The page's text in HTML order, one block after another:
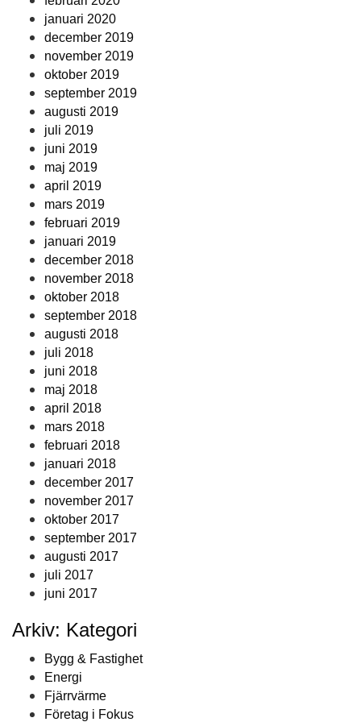
januari 2020
december 2019
november 2019
oktober 2019
september 2019
augusti 2019
juli 2019
juni 2019
maj 2019
april 2019
mars 2019
februari 2019
januari 2019
december 2018
november 2018
oktober 2018
september 2018
augusti 2018
juli 2018
juni 2018
maj 2018
april 2018
mars 2018
februari 2018
januari 2018
december 2017
november 2017
oktober 2017
september 2017
augusti 2017
juli 2017
juni 2017
Arkiv: Kategori
Bygg & Fastighet
Energi
Fjärrvärme
Företag i Fokus